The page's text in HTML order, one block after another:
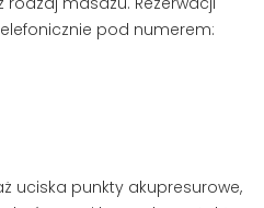
pod numerem:
uciska punkty akupresurowe,